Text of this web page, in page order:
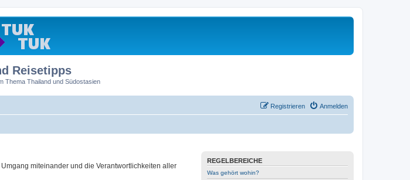
Reisetipps
Thema Thailand und Südostasien
Anmelden
Registrieren
REGELBEREICHE
Was gehört wohin?
miteinander und die Verantwortlichkeiten aller